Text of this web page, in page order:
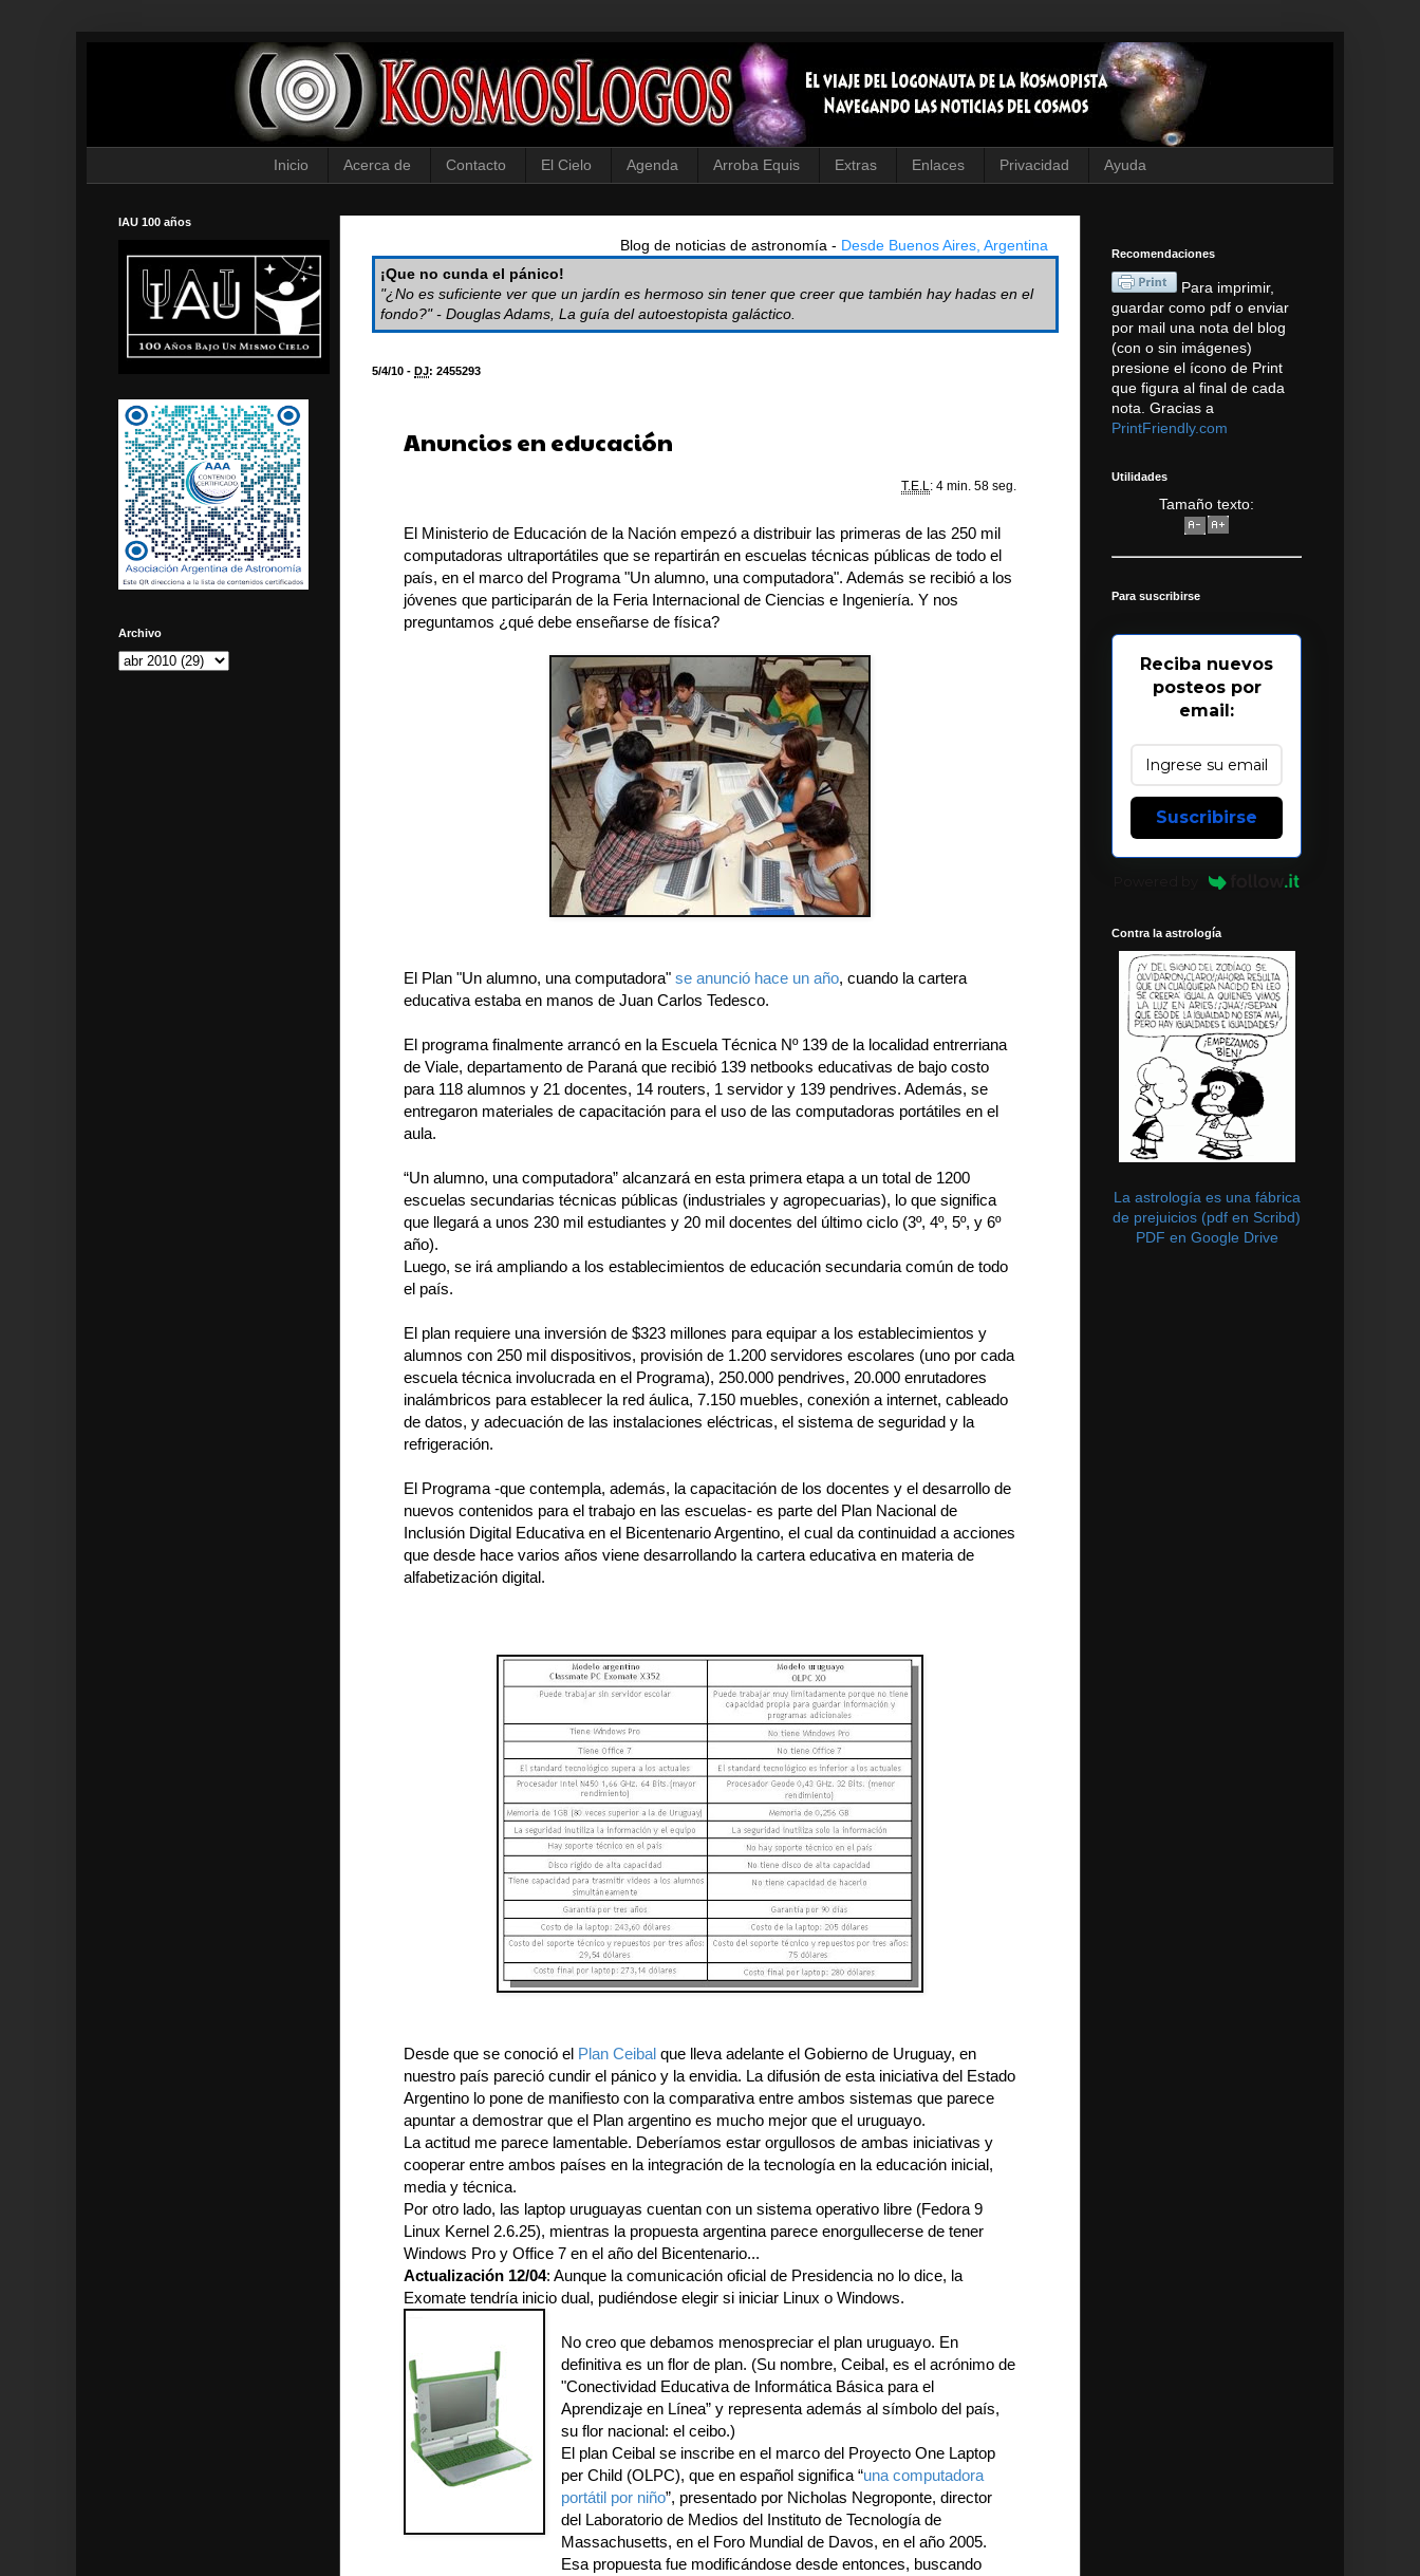
Inicio Acerca de Contacto El Cielo Agenda Arroba Equis Extras Enlaces Privacidad Ayuda
Blog de noticias de astronomía - Desde Buenos Aires, Argentina
¡Que no cunda el pánico!
"¿No es suficiente ver que un jardín es hermoso sin tener que creer que también hay hadas en el
fondo?" - Douglas Adams, La guía del autoestopista galáctico.
5/4/10 - DJ: 2455293
Anuncios en educación
T.E.L: 4 min. 58 seg.
El Ministerio de Educación de la Nación empezó a distribuir las primeras de las 250 mil
computadoras ultraportátiles que se repartirán en escuelas técnicas públicas de todo el
país, en el marco del Programa "Un alumno, una computadora". Además se recibió a los
jóvenes que participarán de la Feria Internacional de Ciencias e Ingeniería. Y nos
preguntamos ¿qué debe enseñarse de física?
El Plan "Un alumno, una computadora" se anunció hace un año, cuando la cartera
educativa estaba en manos de Juan Carlos Tedesco.
El programa finalmente arrancó en la Escuela Técnica Nº 139 de la localidad entrerriana
de Viale, departamento de Paraná que recibió 139 netbooks educativas de bajo costo
para 118 alumnos y 21 docentes, 14 routers, 1 servidor y 139 pendrives. Además, se
entregaron materiales de capacitación para el uso de las computadoras portátiles en el
aula.
“Un alumno, una computadora” alcanzará en esta primera etapa a un total de 1200
escuelas secundarias técnicas públicas (industriales y agropecuarias), lo que significa
que llegará a unos 230 mil estudiantes y 20 mil docentes del último ciclo (3º, 4º, 5º, y 6º
año).
Luego, se irá ampliando a los establecimientos de educación secundaria común de todo
el país.
El plan requiere una inversión de $323 millones para equipar a los establecimientos y
alumnos con 250 mil dispositivos, provisión de 1.200 servidores escolares (uno por cada
escuela técnica involucrada en el Programa), 250.000 pendrives, 20.000 enrutadores
inalámbricos para establecer la red áulica, 7.150 muebles, conexión a internet, cableado
de datos, y adecuación de las instalaciones eléctricas, el sistema de seguridad y la
refrigeración.
El Programa -que contempla, además, la capacitación de los docentes y el desarrollo de
nuevos contenidos para el trabajo en las escuelas- es parte del Plan Nacional de
Inclusión Digital Educativa en el Bicentenario Argentino, el cual da continuidad a acciones
que desde hace varios años viene desarrollando la cartera educativa en materia de
alfabetización digital.
Desde que se conoció el Plan Ceibal que lleva adelante el Gobierno de Uruguay, en
nuestro país pareció cundir el pánico y la envidia. La difusión de esta iniciativa del Estado
Argentino lo pone de manifiesto con la comparativa entre ambos sistemas que parece
apuntar a demostrar que el Plan argentino es mucho mejor que el uruguayo.
La actitud me parece lamentable. Deberíamos estar orgullosos de ambas iniciativas y
cooperar entre ambos países en la integración de la tecnología en la educación inicial,
media y técnica.
Por otro lado, las laptop uruguayas cuentan con un sistema operativo libre (Fedora 9
Linux Kernel 2.6.25), mientras la propuesta argentina parece enorgullecerse de tener
Windows Pro y Office 7 en el año del Bicentenario...
Actualización 12/04: Aunque la comunicación oficial de Presidencia no lo dice, la
Exomate tendría inicio dual, pudiéndose elegir si iniciar Linux o Windows.
No creo que debamos menospreciar el plan uruguayo. En
definitiva es un flor de plan. (Su nombre, Ceibal, es el acrónimo de
"Conectividad Educativa de Informática Básica para el
Aprendizaje en Línea” y representa además al símbolo del país,
su flor nacional: el ceibo.)
El plan Ceibal se inscribe en el marco del Proyecto One Laptop
per Child (OLPC), que en español significa “una computadora
portátil por niño”, presentado por Nicholas Negroponte, director
del Laboratorio de Medios del Instituto de Tecnología de
Massachusetts, en el Foro Mundial de Davos, en el año 2005.
Esa propuesta fue modificándose desde entonces, buscando
IAU 100 años
Archivo
Recomendaciones
Para imprimir,
guardar como pdf o enviar
por mail una nota del blog
(con o sin imágenes)
presione el ícono de Print
que figura al final de cada
nota. Gracias a
PrintFriendly.com
Utilidades
Tamaño texto:
Para suscribirse
Reciba nuevos
posteos por
email:
Suscribirse
Contra la astrología
La astrología es una fábrica
de prejuicios (pdf en Scribd)
PDF en Google Drive